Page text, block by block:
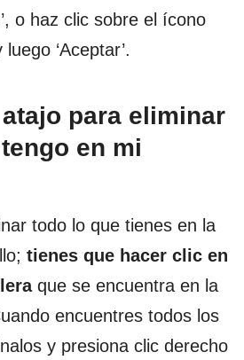
o haz clic sobre el ícono
‘Aceptar’.
para eliminar
en mi
todo lo que tienes en la
tienes que hacer clic en
que se encuentra en la
encuentres todos los
y presiona clic derecho